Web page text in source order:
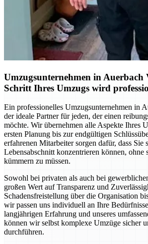
Umzugsunternehmen in Auerbach
Schritt Ihres Umzugs wird
Ein professionelles Umzugsunternehmen in
der ideale Partner für jeden, der einen
möchte. Wir übernehmen alle Aspekte Ihres
ersten Planung bis zur endgültigen
erfahrenen Mitarbeiter sorgen dafür, dass Sie
Lebensabschnitt konzentrieren können, ohne
kümmern zu müssen.
Sowohl bei privaten als auch bei
großen Wert auf Transparenz und
Schadensfreistellung über die Organisation
wir passen uns individuell an Ihre
langjährigen Erfahrung und unseres
können wir selbst komplexe Umzüge sicher
durchführen.